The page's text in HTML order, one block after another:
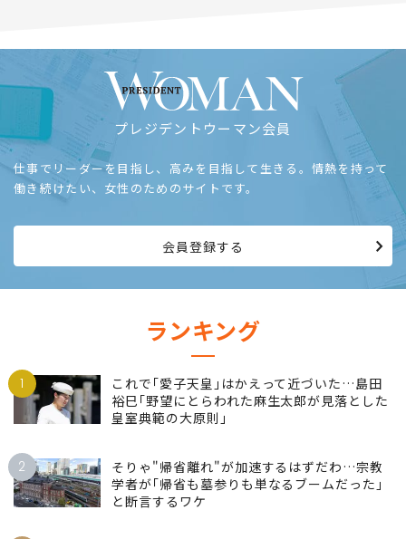
プレジデントウーマン会員
仕事でリーダーを目指し、高みを目指して生きる。情熱を持って
働き続けたい、女性のためのサイトです。
会員登録する
ランキング
1
これで｢愛子天皇｣はかえって近づいた…島田
裕巳｢野望にとらわれた麻生太郎が見落とした
皇室典範の大原則｣
2
そりゃ"帰省離れ"が加速するはずだわ…宗教
学者が｢帰省も墓参りも単なるブームだった｣
と断言するワケ